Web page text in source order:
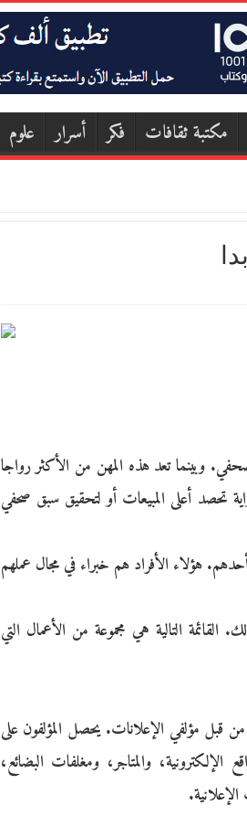
مكتبة ثقافات فكر أسرار علوم
وبينما تعد هذه المهن من الأكثر رواجا
تحصد أعلى المبيعات أو لتحقيق سبق صحفي
هؤلاء الأفراد هم خبراء في مجال عملهم
القائمة التالية هي مجموعة من الأعمال التي
من قبل مؤلفي الإعلانات. يحصل المؤلفون على
الإلكترونية، والمتاجر، ومغلفات البضائع،